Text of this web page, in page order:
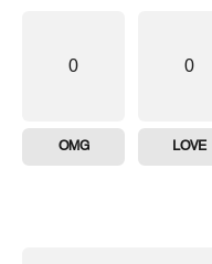
0
LOVE
0
OMG